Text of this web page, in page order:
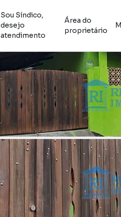
Sou Síndico,
desejo
atendimento
Área do
proprietário